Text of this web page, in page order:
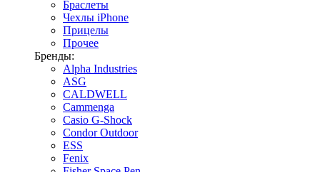
Браслеты
Чехлы iPhone
Прицелы
Прочее
Бренды:
Alpha Industries
ASG
CALDWELL
Cammenga
Casio G-Shock
Condor Outdoor
ESS
Fenix